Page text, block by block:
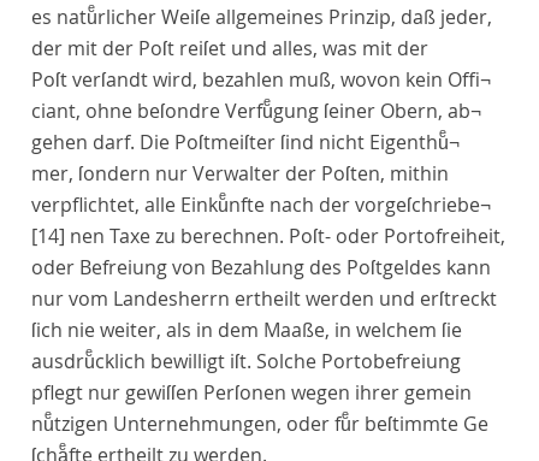
es natuͤrlicher Weiſe allgemeines Prinzip, daß jeder,
der mit der Poſt reiſet und alles, was mit der
Poſt verſandt wird, bezahlen muß, wovon kein Offi¬
ciant, ohne beſondre Verfuͤgung ſeiner Obern, ab¬
gehen darf. Die Poſtmeiſter ſind nicht Eigenthuͤ¬
mer, ſondern nur Verwalter der Poſten, mithin
verpflichtet, alle Einkuͤnfte nach der vorgeſchriebe¬
[14] nen Taxe zu berechnen. Poſt- oder Portofreiheit,
oder Befreiung von Bezahlung des Poſtgeldes kann
nur vom Landesherrn ertheilt werden und erſtreckt
ſich nie weiter, als in dem Maaße, in welchem ſie
ausdruͤcklich bewilligt iſt. Solche Portobefreiung
pflegt nur gewiſſen Perſonen wegen ihrer gemein
nuͤtzigen Unternehmungen, oder fuͤr beſtimmte Ge
ſchaͤfte ertheilt zu werden.